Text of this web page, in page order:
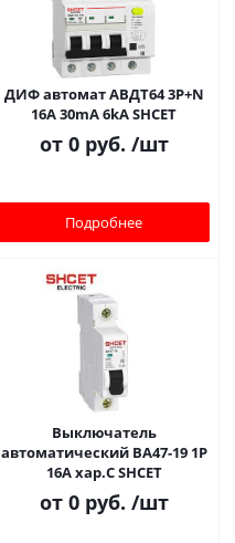
ДИФ автомат АВДТ64 3P+N
16A 30mA 6kA SHCET
от 0 руб. /шт
Подробнее
Выключатель
автоматический ВА47-19 1Р
16A хар.C SHCET
от 0 руб. /шт